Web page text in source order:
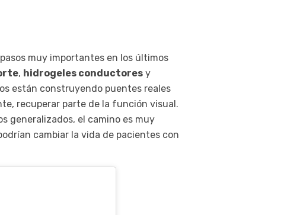
muy importantes en los últimos
, hidrogeles conductores y
están construyendo puentes reales
recuperar parte de la función visual.
generalizados, el camino es muy
cambiar la vida de pacientes con